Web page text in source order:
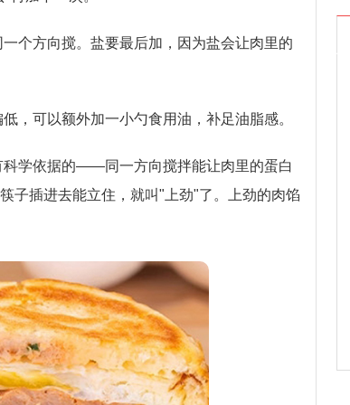
个方向搅。盐要最后加，因为盐会让肉里的
，可以额外加一小勺食用油，补足油脂感。
科学依据的——同一方向搅拌能让肉里的蛋白
子插进去能立住，就叫"上劲"了。上劲的肉馅